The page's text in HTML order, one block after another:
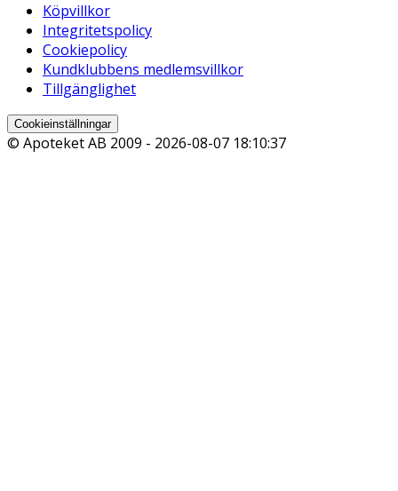
Köpvillkor
Integritetspolicy
Cookiepolicy
Kundklubbens medlemsvillkor
Tillgänglighet
Cookieinställningar
© Apoteket AB 2009 - 2026-08-07 18:10:37